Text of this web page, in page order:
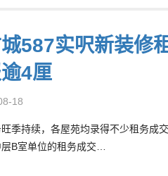
587实呎新装修
4厘
18
季持续，各屋苑均录得不少租务成
B室单位的租务成交…